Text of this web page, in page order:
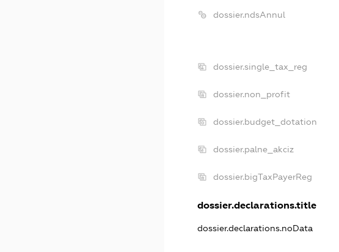
dossier.ndsAnnul
dossier.single_tax_reg
dossier.non_profit
dossier.budget_dotation
dossier.palne_akciz
dossier.bigTaxPayerReg
dossier.declarations.title
dossier.declarations.noData